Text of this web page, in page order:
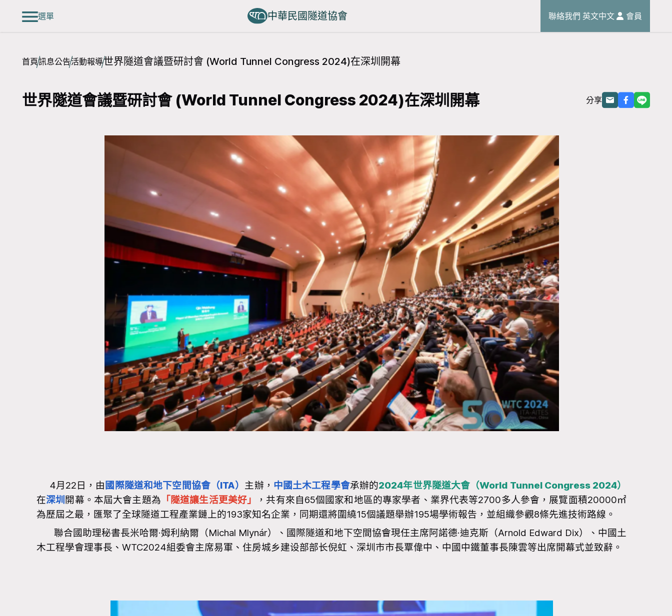
選單 中華民國隧道協會 聯絡我們 英文中文 會員
首頁訊息公告活動報導世界隧道會議暨研討會 (World Tunnel Congress 2024)在深圳開幕
世界隧道會議暨研討會 (World Tunnel Congress 2024)在深圳開幕 分享
4月22日，由 國際隧道和地下空間協會（ITA） 主辦， 中國土木工程學會承辦的2024年世界隧道大會（World Tunnel Congress 2024）
在深圳 開幕。本屆大會主題為 「隧道讓生活更美好」
，共有來自65個國家和地區的專家學者、業界代表等2700多人參會，展覽面積20000㎡
為歷屆之最，匯聚了全球隧道工程產業鏈上的193家知名企業，同期還將圍繞15個議題舉辦195場學術報告，並組織參觀8條先進技術路線。
聯合國助理秘書長米哈爾·姆利納爾（Michal Mlynár）、 國際隧道和地下空間協會現任主席阿諾德·迪克斯（Arnold Edward Dix）、 中國土
木工程學會理事長、WTC2024組委會主席易軍、住房城乡建设部部长倪虹、深圳市市長覃偉中、中國中鐵董事長陳雲等出席開幕式並致辭。